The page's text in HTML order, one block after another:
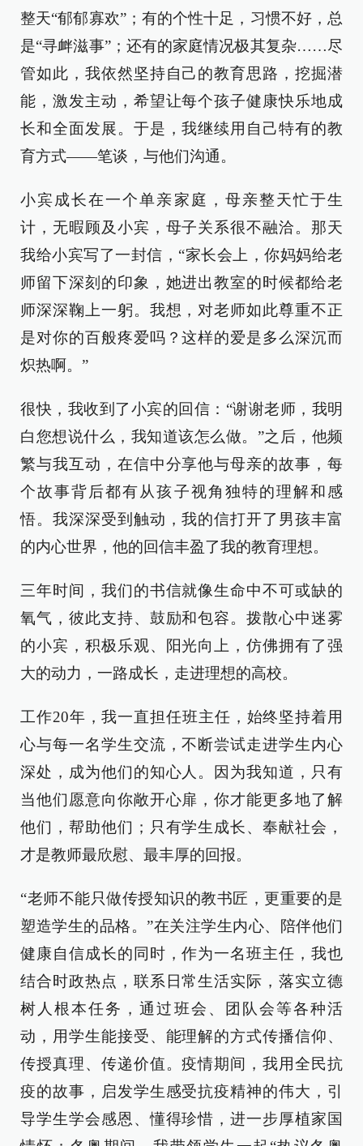
整天“郁郁寡欢”；有的个性十足，习惯不好，总
是“寻衅滋事”；还有的家庭情况极其复杂……尽
管如此，我依然坚持自己的教育思路，挖掘潜
能，激发主动，希望让每个孩子健康快乐地成
长和全面发展。于是，我继续用自己特有的教
育方式——笔谈，与他们沟通。
小宾成长在一个单亲家庭，母亲整天忙于生
计，无暇顾及小宾，母子关系很不融洽。那天
我给小宾写了一封信，“家长会上，你妈妈给老
师留下深刻的印象，她进出教室的时候都给老
师深深鞠上一躬。我想，对老师如此尊重不正
是对你的百般疼爱吗？这样的爱是多么深沉而
炽热啊。”
很快，我收到了小宾的回信：“谢谢老师，我明
白您想说什么，我知道该怎么做。”之后，他频
繁与我互动，在信中分享他与母亲的故事，每
个故事背后都有从孩子视角独特的理解和感
悟。我深深受到触动，我的信打开了男孩丰富
的内心世界，他的回信丰盈了我的教育理想。
三年时间，我们的书信就像生命中不可或缺的
氧气，彼此支持、鼓励和包容。拨散心中迷雾
的小宾，积极乐观、阳光向上，仿佛拥有了强
大的动力，一路成长，走进理想的高校。
工作20年，我一直担任班主任，始终坚持着用
心与每一名学生交流，不断尝试走进学生内心
深处，成为他们的知心人。因为我知道，只有
当他们愿意向你敞开心扉，你才能更多地了解
他们，帮助他们；只有学生成长、奉献社会，
才是教师最欣慰、最丰厚的回报。
“老师不能只做传授知识的教书匠，更重要的是
塑造学生的品格。”在关注学生内心、陪伴他们
健康自信成长的同时，作为一名班主任，我也
结合时政热点，联系日常生活实际，落实立德
树人根本任务，通过班会、团队会等各种活
动，用学生能接受、能理解的方式传播信仰、
传授真理、传递价值。疫情期间，我用全民抗
疫的故事，启发学生感受抗疫精神的伟大，引
导学生学会感恩、懂得珍惜，进一步厚植家国